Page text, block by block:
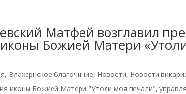
Матфей возглавил
Божией Матери
, Влахернское благочиние, Новости, Новости
иконы Божией Матери "Утоли моя печали",